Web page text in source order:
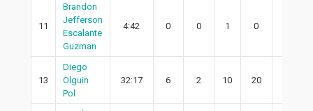
11
Brandon
Jefferson
Escalante
Guzman
4:42 0 0 1 0
13
Diego
Olguin
Pol
32:17 6 2 10 20